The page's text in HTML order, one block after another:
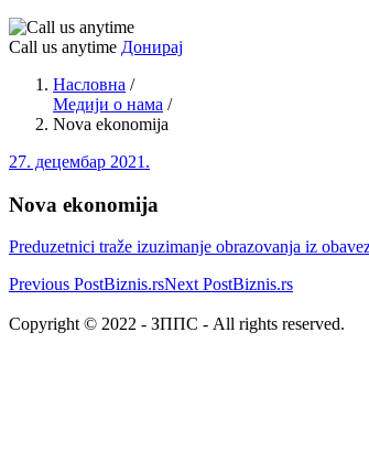
Call us anytime Донирај
Насловна /
Медији о нама /
Nova ekonomija
27. децембар 2021.
Nova ekonomija
Preduzetnici traže izuzimanje obrazovanja iz
Previous PostBiznis.rsNext PostBiznis.rs
Copyright © 2022 - ЗППС - All rights reserved.